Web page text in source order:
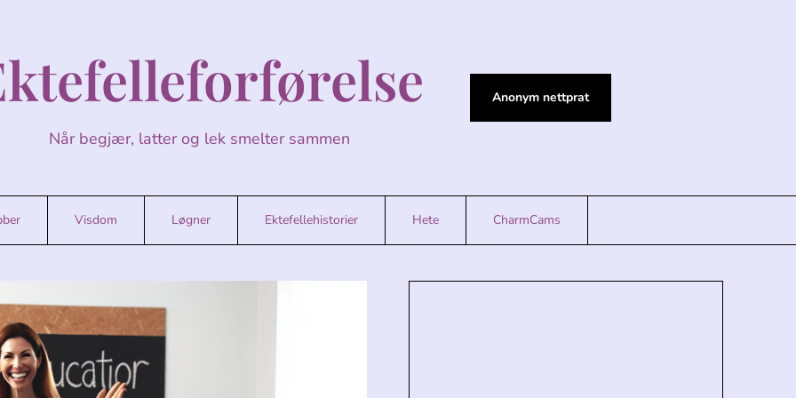
Når begjær, latter og lek smelter sammen
Anonym nettprat
Visdom Løgner Ektefellehistorier Hete CharmCams